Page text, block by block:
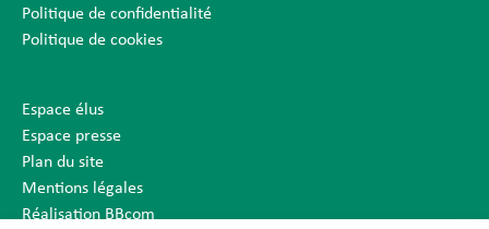
Politique de confidentialité
Politique de cookies
Espace élus
Espace presse
Plan du site
Mentions légales
Réalisation BBcom